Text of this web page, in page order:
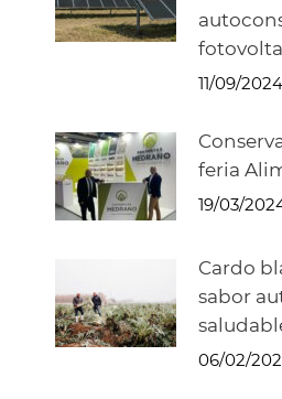
11/09/2024
feria
19/03/
Cardo
sabor
06/02/